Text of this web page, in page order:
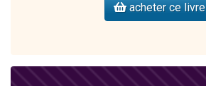
acheter ce livre